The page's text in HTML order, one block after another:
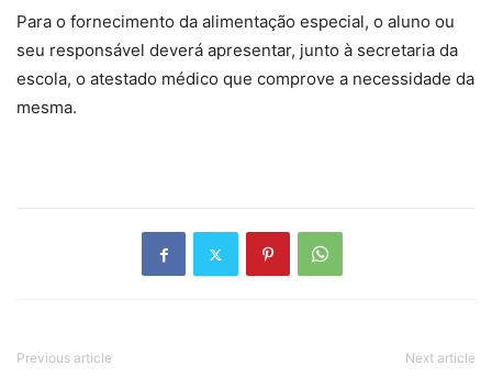
Para o fornecimento da alimentação especial, o aluno ou
seu responsável deverá apresentar, junto à secretaria da
escola, o atestado médico que comprove a necessidade da
mesma.
Previous article Next article